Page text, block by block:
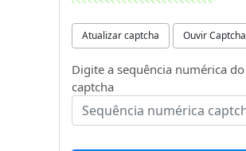
Atualizar captcha Ouvir Captcha
Digite a sequência numérica do
captcha